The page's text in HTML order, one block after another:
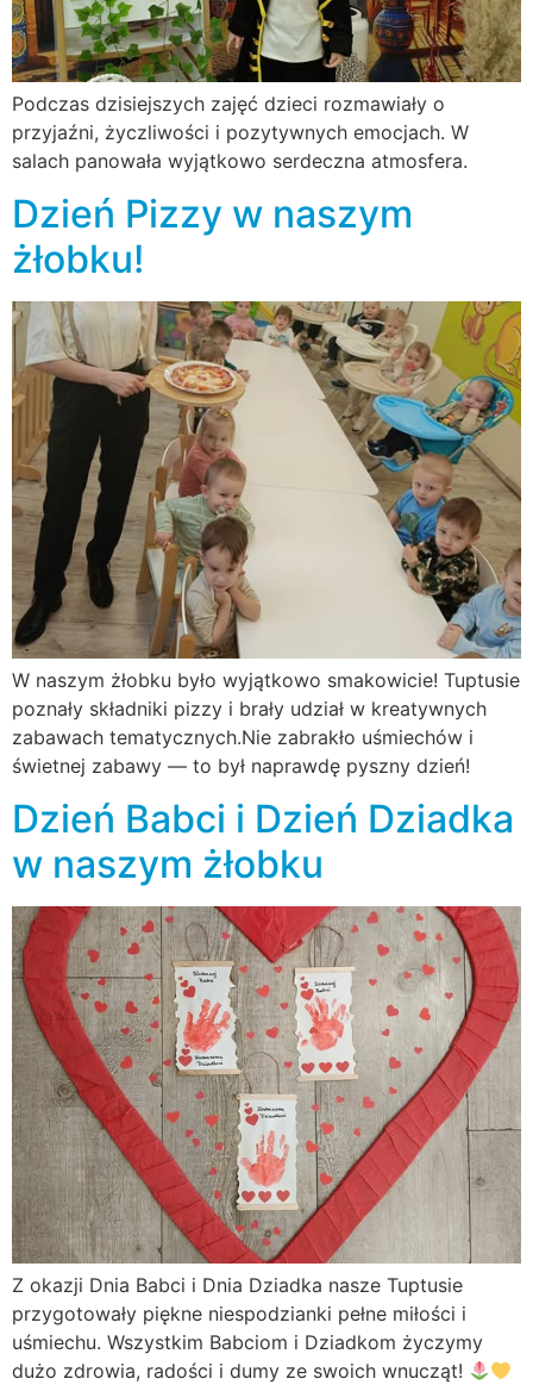
Podczas dzisiejszych zajęć dzieci rozmawiały o
przyjaźni, życzliwości i pozytywnych emocjach. W
salach panowała wyjątkowo serdeczna atmosfera.
Dzień Pizzy w naszym
żłobku!
W naszym żłobku było wyjątkowo smakowicie! Tuptusie
poznały składniki pizzy i brały udział w kreatywnych
zabawach tematycznych.Nie zabrakło uśmiechów i
świetnej zabawy — to był naprawdę pyszny dzień!
Dzień Babci i Dzień Dziadka
w naszym żłobku
Z okazji Dnia Babci i Dnia Dziadka nasze Tuptusie
przygotowały piękne niespodzianki pełne miłości i
uśmiechu. Wszystkim Babciom i Dziadkom życzymy
dużo zdrowia, radości i dumy ze swoich wnucząt!